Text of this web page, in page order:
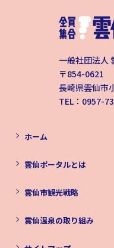
一般社団法人
〒854-0621
長崎県雲仙市
TEL：0957-
ホーム
雲仙ポータルとは
雲仙市観光戦略
雲仙温泉の取り組み